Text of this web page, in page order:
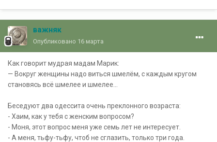
важняк
Опубликовано 16 марта
Как говорит мудрая мадам Марик:
— Вокруг женщины надо виться шмелём, с каждым кругом
становясь всё шмелее и шмелее...
Беседуют два одессита очень преклонного возраста:
- Хаим, как у тебя с женским вопросом?
- Моня, этот вопрос меня уже семь лет не интересует.
- А меня, тьфу-тьфу, чтоб не сглазить, только три года.